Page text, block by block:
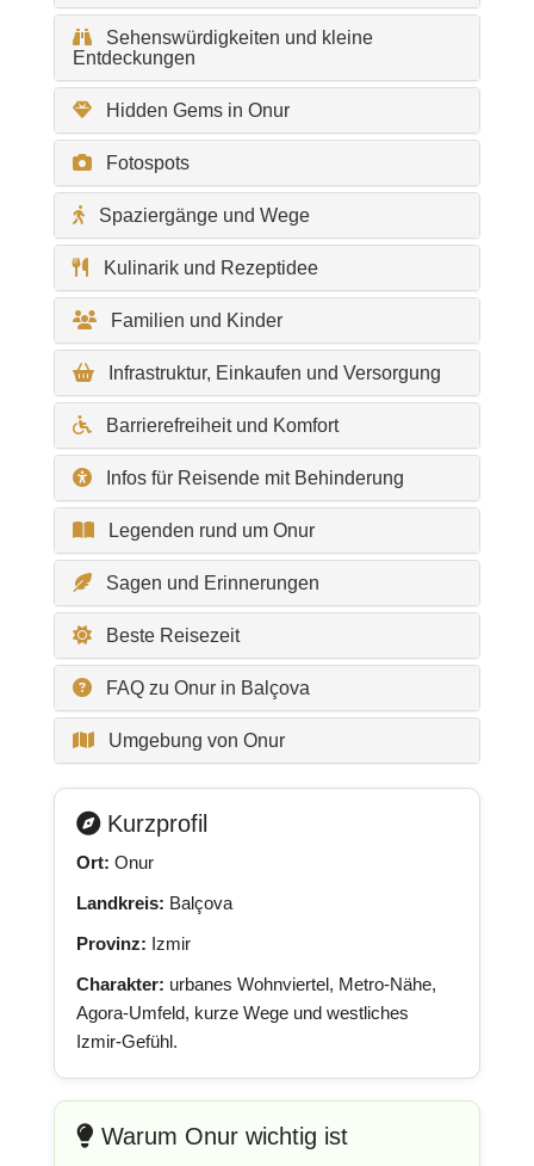
Sehenswürdigkeiten und kleine
Entdeckungen
Hidden Gems in Onur
Fotospots
Spaziergänge und Wege
Kulinarik und Rezeptidee
Familien und Kinder
Infrastruktur, Einkaufen und Versorgung
Barrierefreiheit und Komfort
Infos für Reisende mit Behinderung
Legenden rund um Onur
Sagen und Erinnerungen
Beste Reisezeit
FAQ zu Onur in Balçova
Umgebung von Onur
Kurzprofil
Ort: Onur
Landkreis: Balçova
Provinz: Izmir
Charakter: urbanes Wohnviertel, Metro-Nähe,
Agora-Umfeld, kurze Wege und westliches
Izmir-Gefühl.
Warum Onur wichtig ist